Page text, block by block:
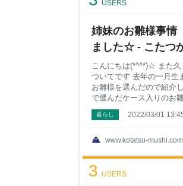
姉妹のお雛様事
ました☆ - こたつ
USERS
www.kotatsu-mushi.com
こんにちは(*^^*)☆ また久
ついてです 去年の一月生
お雛様を選んだので紹介
で選んだケース入りのお
ホコリの心配も、飾ると
だた大きい！！ 長女のお
況なので、安全に置ける
ています 実家には、私を
暮らし 2022/03/01
3 USERS